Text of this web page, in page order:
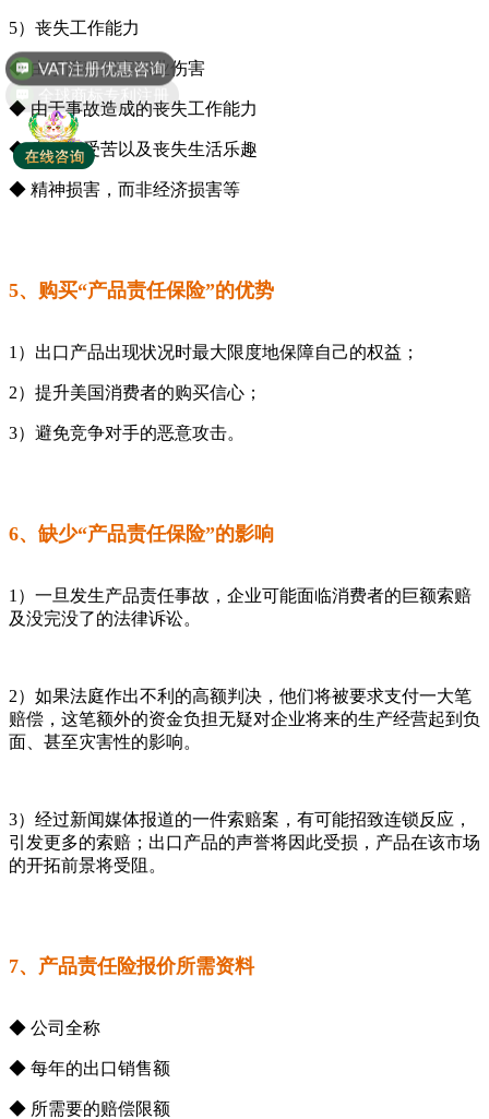
5）丧失工作能力
◆ 由于障碍损害职业伤害
◆ 由于事故造成的丧失工作能力
◆ 疼痛、受苦以及丧失生活乐趣
◆ 精神损害，而非经济损害等
5、购买“产品责任保险”的优势
1）出口产品出现状况时最大限度地保障自己的权益；
2）提升美国消费者的购买信心；
3）避免竞争对手的恶意攻击。
6、缺少“产品责任保险”的影响
1）一旦发生产品责任事故，企业可能面临消费者的巨额索赔
及没完没了的法律诉讼。
2）如果法庭作出不利的高额判决，他们将被要求支付一大笔
赔偿，这笔额外的资金负担无疑对企业将来的生产经营起到负
面、甚至灾害性的影响。
3）经过新闻媒体报道的一件索赔案，有可能招致连锁反应，
引发更多的索赔；出口产品的声誉将因此受损，产品在该市场
的开拓前景将受阻。
7、产品责任险报价所需资料
◆ 公司全称
◆ 每年的出口销售额
◆ 所需要的赔偿限额
全球商标专利注册